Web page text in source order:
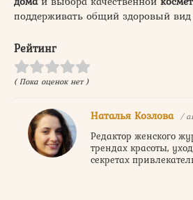
поддерживать общий здоровый вид
Рейтинг
( Пока оценок нет )
Наталья Козлова /
Редактор женского
трендах красоты,
секретах